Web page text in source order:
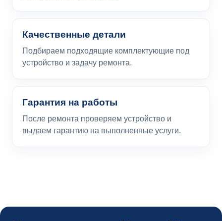
Качественные детали
Подбираем подходящие комплектующие под
устройство и задачу ремонта.
Гарантия на работы
После ремонта проверяем устройство и
выдаем гарантию на выполненные услуги.